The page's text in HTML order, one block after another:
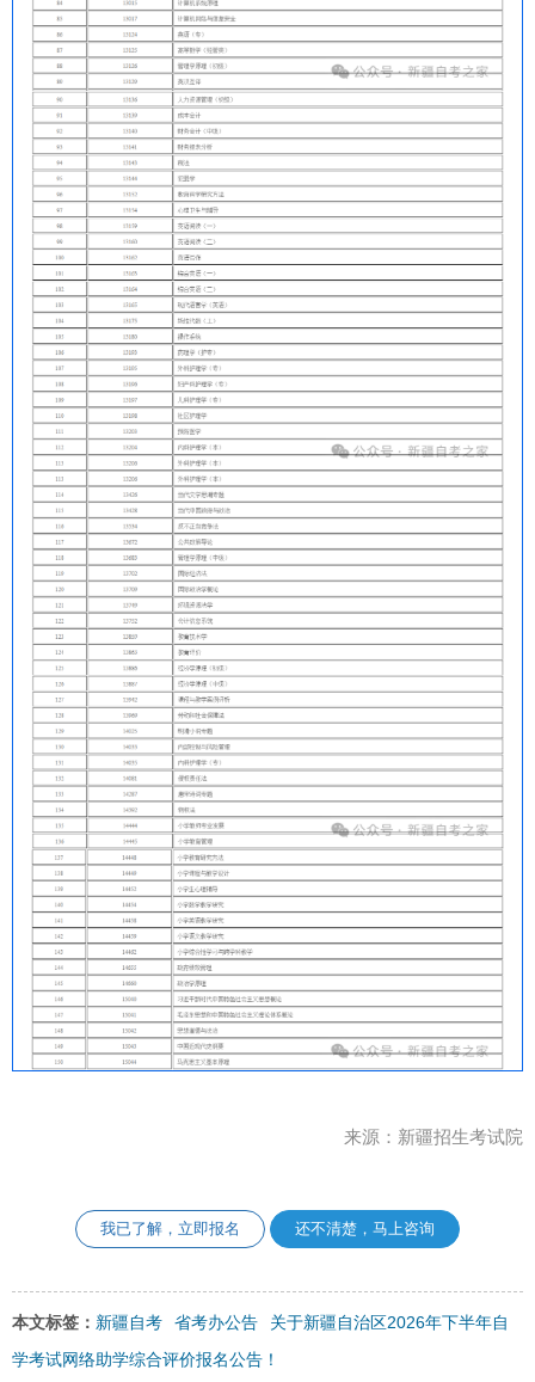
来源：新疆招生考试院
我已了解，立即报名 还不清楚，马上咨询
本文标签： 新疆自考 省考办公告
关于新疆自治区2026年下半年自
学考试网络助学综合评价报名公告！